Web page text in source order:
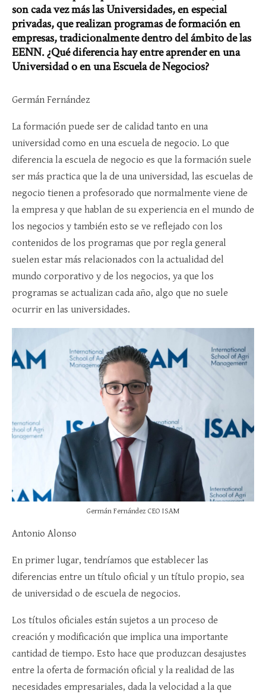
son cada vez más las Universidades, en especial
privadas, que realizan programas de formación en
empresas, tradicionalmente dentro del ámbito de las
EENN. ¿Qué diferencia hay entre aprender en una
Universidad o en una Escuela de Negocios?
Germán Fernández
La formación puede ser de calidad tanto en una
universidad como en una escuela de negocio. Lo que
diferencia la escuela de negocio es que la formación suele
ser más practica que la de una universidad, las escuelas de
negocio tienen a profesorado que normalmente viene de
la empresa y que hablan de su experiencia en el mundo de
los negocios y también esto se ve reflejado con los
contenidos de los programas que por regla general
suelen estar más relacionados con la actualidad del
mundo corporativo y de los negocios, ya que los
programas se actualizan cada año, algo que no suele
ocurrir en las universidades.
Germán Fernández CEO ISAM
Antonio Alonso
En primer lugar, tendríamos que establecer las
diferencias entre un título oficial y un título propio, sea
de universidad o de escuela de negocios.
Los títulos oficiales están sujetos a un proceso de
creación y modificación que implica una importante
cantidad de tiempo. Esto hace que produzcan desajustes
entre la oferta de formación oficial y la realidad de las
necesidades empresariales, dada la velocidad a la que